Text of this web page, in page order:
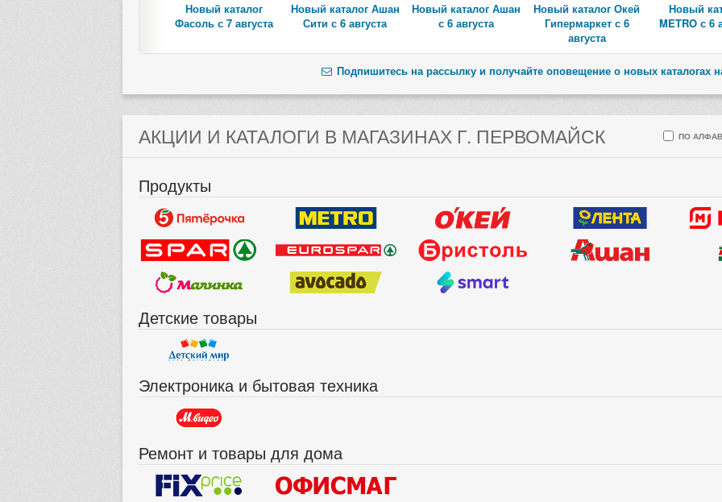
Новый каталог
Фасоль с 7 августа
Новый каталог Ашан
Сити с 6 августа
Новый каталог Ашан
с 6 августа
Новый каталог Окей
Гипермаркет с 6
августа
Новый
METRO с 6
Подпишитесь на рассылку и получайте оповещение о новых каталогах
АКЦИИ И КАТАЛОГИ В МАГАЗИНАХ Г. ПЕРВОМАЙСК ПО
Продукты
Детские товары
Электроника и бытовая техника
Ремонт и товары для дома